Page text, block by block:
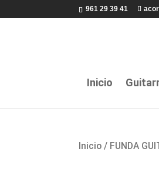
961 29 39 41
Inicio
Inicio / FUNDA